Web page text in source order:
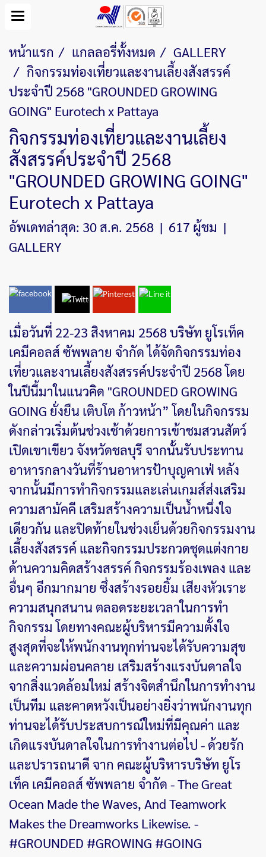
หน้าแรก แกลลอรี่ทั้งหมด
GALLERY
กิจกรรมท่องเที่ยวและงานเลี้ยงสังสรรค์
ประจำปี 2568 "GROUNDED GROWING
GOING" Eurotech x Pattaya
กิจกรรมท่องเที่ยวและงานเลี้ยง
สังสรรค์ประจำปี 2568
"GROUNDED GROWING GOING"
Eurotech x Pattaya
อัพเดทล่าสุด: 30 ส.ค. 2568 | 617 ผู้ชม |
GALLERY
เมื่อวันที่ 22-23 สิงหาคม 2568 บริษัท ยูโรเท็ค
เคมีคอลส์ ซัพพลาย จำกัด ได้จัดกิจกรรมท่อง
เที่ยวและงานเลี้ยงสังสรรค์ประจำปี 2568 โดย
ในปีนี้มาในแนวคิด "GROUNDED GROWING
GOING ยั่งยืน เติบโต ก้าวหน้า” โดยในกิจกรรม
ดังกล่าวเริ่มต้นช่วงเช้าด้วยการเข้าชมสวนสัตว์
เปิดเขาเขียว จังหวัดชลบุรี จากนั้นรับประทาน
อาหารกลางวันที่ร้านอาหารป้าบุญคาเฟ่ หลัง
จากนั้นมีการทำกิจกรรมและเล่นเกมส์ส่งเสริม
ความสามัคคี เสริมสร้างความเป็นน้ำหนึ่งใจ
เดียวกัน และปิดท้ายในช่วงเย็นด้วยกิจกรรมงาน
เลี้ยงสังสรรค์ และกิจกรรมประกวดชุดแต่งกาย
ด้านความคิดสร้างสรรค์ กิจกรรมร้องเพลง และ
อื่นๆ อีกมากมาย ซึ่งสร้างรอยยิ้ม เสียงหัวเราะ
ความสนุกสนาน ตลอดระยะเวลาในการทำ
กิจกรรม โดยทางคณะผู้บริหารมีความตั้งใจ
สูงสุดที่จะให้พนักงานทุกท่านจะได้รับความสุข
และความผ่อนคลาย เสริมสร้างแรงบันดาลใจ
จากสิ่งแวดล้อมใหม่ สร้างจิตสำนึกในการทำงาน
เป็นทีม และคาดหวังเป็นอย่างยิ่งว่าพนักงานทุก
ท่านจะได้รับประสบการณ์ใหม่ที่มีคุณค่า และ
เกิดแรงบันดาลใจในการทำงานต่อไป - ด้วยรัก
และปรารถนาดี จาก คณะผู้บริหารบริษัท ยูโร
เท็ค เคมีคอลส์ ซัพพลาย จำกัด - The Great
Ocean Made the Waves, And Teamwork
Makes the Dreamworks Likewise. -
#GROUNDED #GROWING #GOING